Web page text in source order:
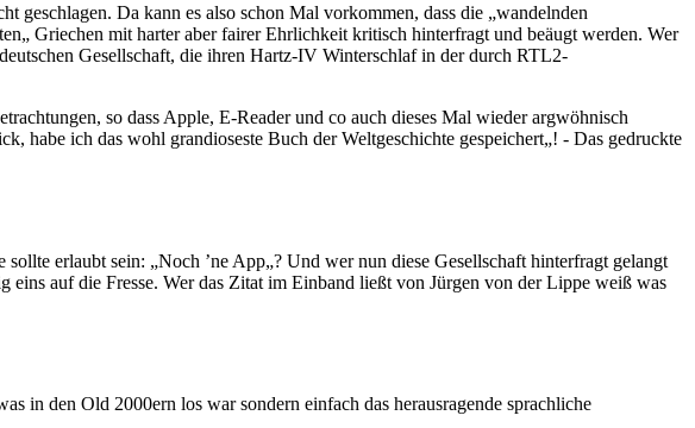
geschlagen. Da kann es also schon Mal vorkommen, dass die „wandelnden
Griechen mit harter aber fairer Ehrlichkeit kritisch hinterfragt und beäugt werden. Wer
Gesellschaft, die ihren Hartz-IV Winterschlaf in der durch RTL2-
so dass Apple, E-Reader und co auch dieses Mal wieder argwöhnisch
habe ich das wohl grandioseste Buch der Weltgeschichte gespeichert„! - Das gedruckte
erlaubt sein: „Noch ’ne App„? Und wer nun diese Gesellschaft hinterfragt gelangt
auf die Fresse. Wer das Zitat im Einband ließt von Jürgen von der Lippe weiß was
in den Old 2000ern los war sondern einfach das herausragende sprachliche